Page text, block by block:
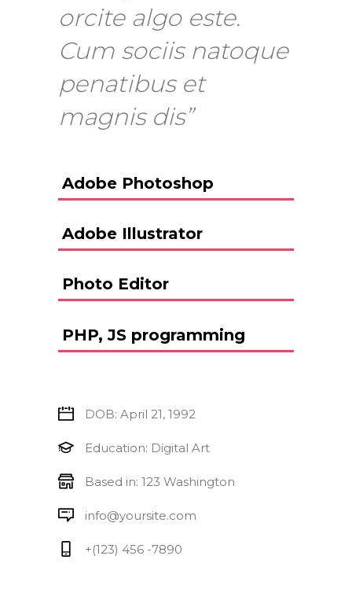
orcite algo este.
Cum sociis natoque
penatibus et
magnis dis”
Adobe Photoshop
Adobe Illustrator
Photo Editor
PHP, JS programming
DOB: April 21, 1992
Education: Digital Art
Based in: 123 Washington
info@yoursite.com
+(123) 456 -7890